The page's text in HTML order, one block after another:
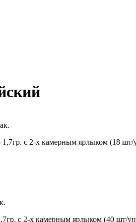
с 2-х камерным ярлыком (18 шт/
с 2-х камерным ярлыком (40 шт/